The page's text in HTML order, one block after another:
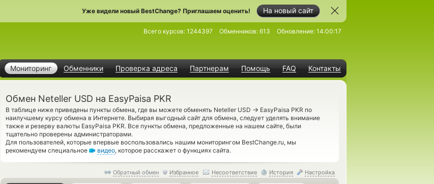
На новый сайт
Уже видели новый BestChange? Приглашаем оценить!
Мониторинг Обменники Проверка адреса Партнерам Помощь FAQ Контакты
Всего курсов: 1244397 Обменников: 613 Обновление: 14:00:17
Обмен Neteller USD на EasyPaisa PKR
В таблице ниже приведены пункты обмена, где вы можете обменять Neteller USD → EasyPaisa PKR по
наилучшему курсу обмена в Интернете. Выбирая выгодный сайт для обмена, следует уделять внимание
также и резерву валюты EasyPaisa PKR. Все пункты обмена, предложенные на нашем сайте, были
тщательно проверены администраторами.
Для пользователей, которые впервые воспользовались нашим мониторингом BestChange.ru, мы
рекомендуем специальное
видео, которое расскажет о функциях сайта.
Обратный обмен Избранное Несоответствие История Настройка